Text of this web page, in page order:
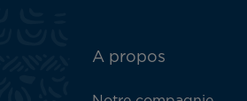
ATN:
A propos